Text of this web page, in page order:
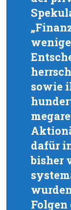
sowie
dafür
bisher